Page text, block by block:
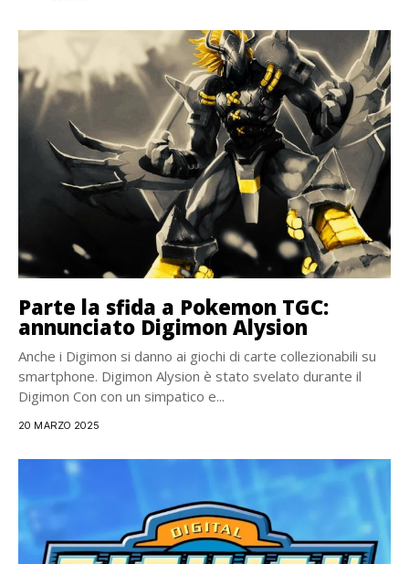
Parte la sfida a Pokemon TGC:
annunciato Digimon Alysion
Anche i Digimon si danno ai giochi di carte collezionabili su
smartphone. Digimon Alysion è stato svelato durante il
Digimon Con con un simpatico e...
20 MARZO 2025